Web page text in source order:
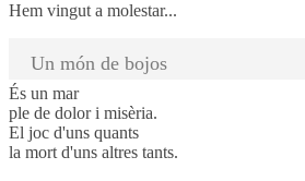
Hem vingut a molestar...
Un món de bojos
És un mar
ple de dolor i misèria.
El joc d'uns quants
la mort d'uns altres tants.